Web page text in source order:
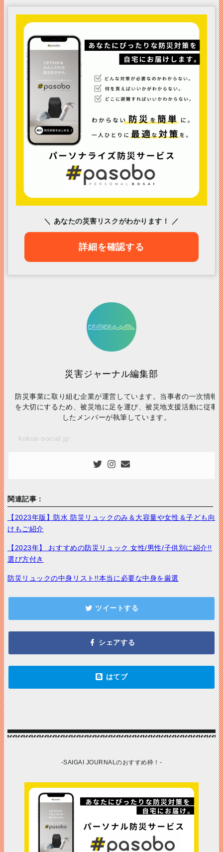
＼ あなたの災害リスクがわかります！ ／
詳細を確認する
災害ジャーナル編集部
防災事業に取り組む企業が運営しています。当事者の一次情報
を大切にするため、被災地に足を運び、被災地支援活動に従事
したメンバーが執筆しています。
kokua-social.jp
関連記事：
【2023年版】防水 防災リュックのみ＆大容量や女性＆子ども向
けもご紹介
【2023年】 おすすめの防災リュック 女性/男性/子供別に紹介!!
選び方付き
防災リュックの中身リスト!!本当に必要な中身を厳選
-SAIGAI JOURNALのおすすめ枠！-